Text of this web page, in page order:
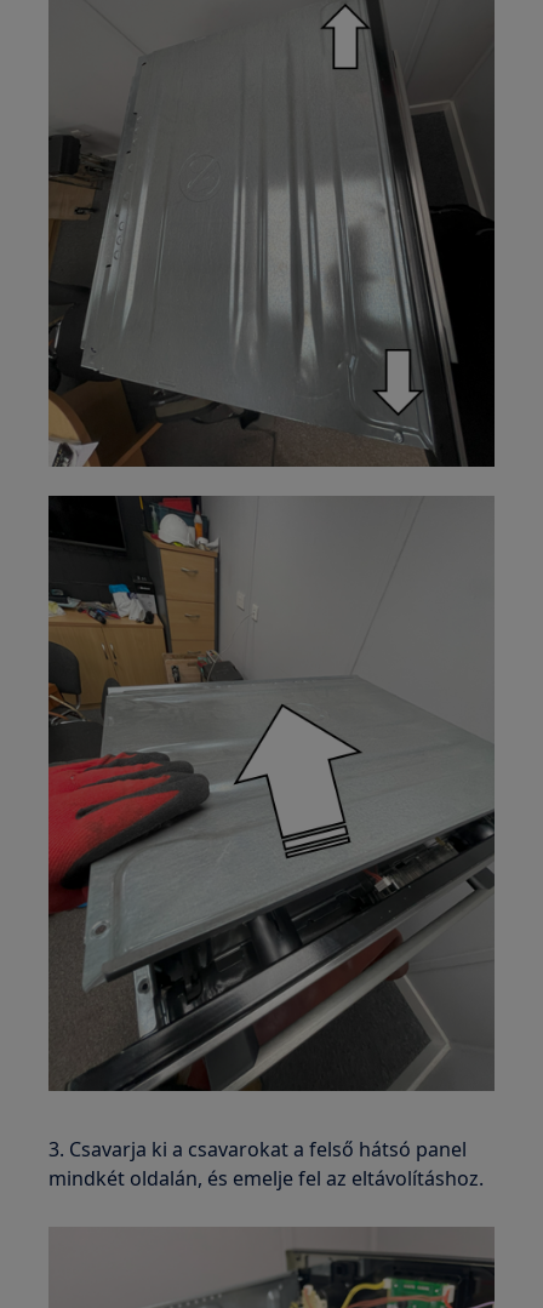
3. Csavarja ki a csavarokat a felső hátsó panel
mindkét oldalán, és emelje fel az eltávolításhoz.